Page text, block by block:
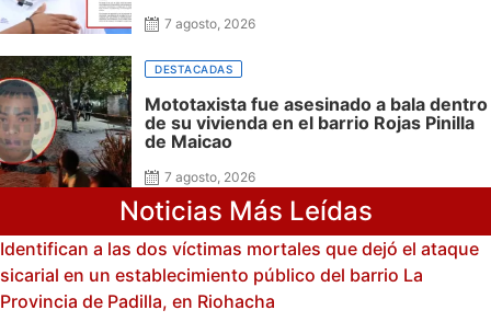
7 agosto, 2026
DESTACADAS
Mototaxista fue asesinado a bala dentro
de su vivienda en el barrio Rojas Pinilla
de Maicao
7 agosto, 2026
Noticias Más Leídas
Identifican a las dos víctimas mortales que dejó el ataque
sicarial en un establecimiento público del barrio La
Provincia de Padilla, en Riohacha